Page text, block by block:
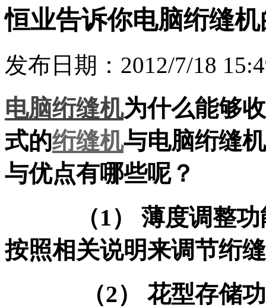
恒业告诉你电脑绗缝
发布日期：2012/7/18
电脑绗缝机为什么能够
式的绗缝机与电脑绗缝
与优点有哪些呢？
（1） 薄度调整功能
按照相关说明来调节绗
（2） 花型存储功